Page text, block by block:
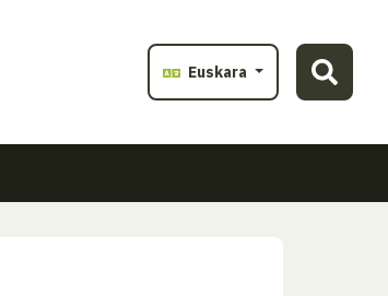
Euskara